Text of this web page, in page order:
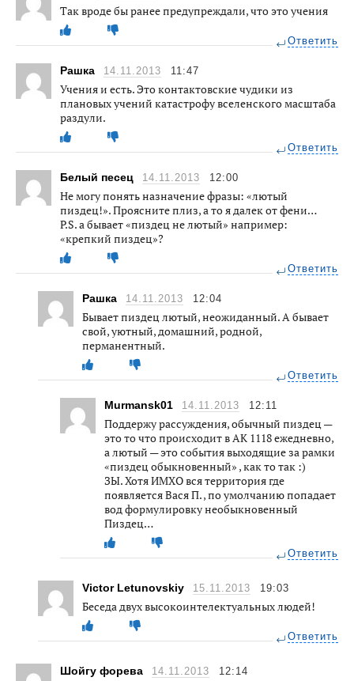
Так вроде бы ранее предупреждали, что это учения
Ответить
Рашка 14.11.2013 11:47
Учения и есть. Это контактовские чудики из
плановых учений катастрофу вселенского масштаба
раздули.
Ответить
Белый песец 14.11.2013 12:00
Не могу понять назначение фразы: «лютый
пиздец!». Проясните плиз, а то я далек от фени…
P.S. а бывает «пиздец не лютый» например:
«крепкий пиздец»?
Ответить
Рашка 14.11.2013 12:04
Бывает пиздец лютый, неожиданный. А бывает
свой, уютный, домашний, родной,
перманентный.
Ответить
Murmansk01 14.11.2013 12:11
Поддержу рассуждения, обычный пиздец —
это то что происходит в АК 1118 ежедневно,
а лютый — это события выходящие за рамки
«пиздец обыкновенный» , как то так :)
ЗЫ. Хотя ИМХО вся территория где
появляется Вася П. , по умолчанию попадает
вод формулировку необыкновенный
Пиздец…
Ответить
Victor Letunovskiy 15.11.2013 19:03
Беседа двух высокоинтелектуальных людей!
Ответить
Шойгу форева 14.11.2013 12:14